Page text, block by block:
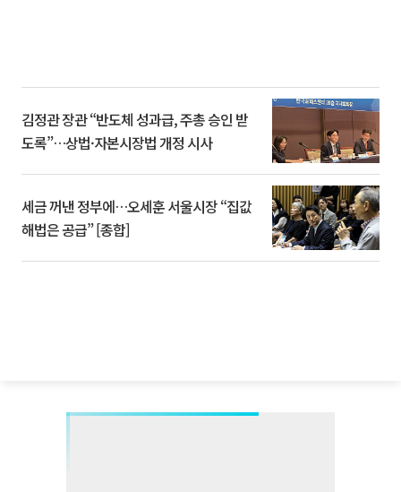
김정관 장관 “반도체 성과급, 주총 승인 받
도록”…상법·자본시장법 개정 시사
세금 꺼낸 정부에…오세훈 서울시장 “집값
해법은 공급” [종합]